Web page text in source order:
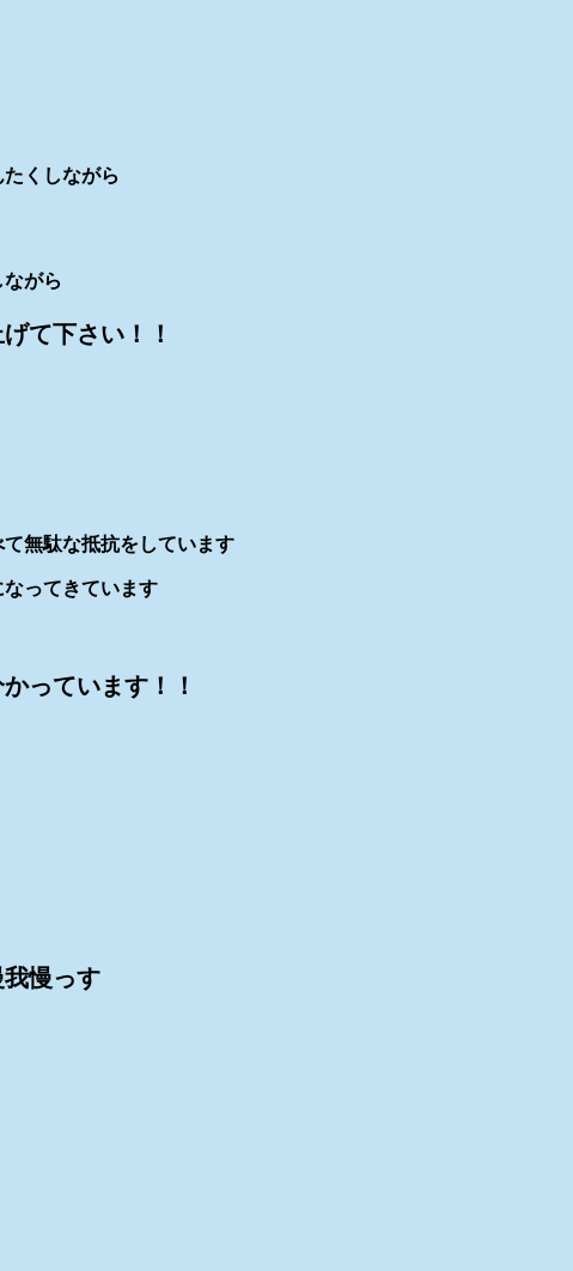
くしながら
がら
て下さい！！
無駄な抵抗をしています
ってきています
っています！！
慢っす